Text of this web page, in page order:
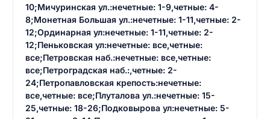
10;Мичуринская ул.:нечетные: 1-9,четные: 4-
8;Монетная Большая ул.:нечетные: 1-11,четные: 2-
12;Ординарная ул:нечетные: 1-11,четные: 2-
12;Пеньковская ул:нечетные: все,четные:
все;Петровская наб.:нечетные: все,четные:
все;Петроградская наб.:,четные: 2-
24;Петропавловская крепость:нечетные:
все,четные: все;Плуталова ул.:нечетные: 15-
25,четные: 18-26;Подковырова ул:нечетные: 5-